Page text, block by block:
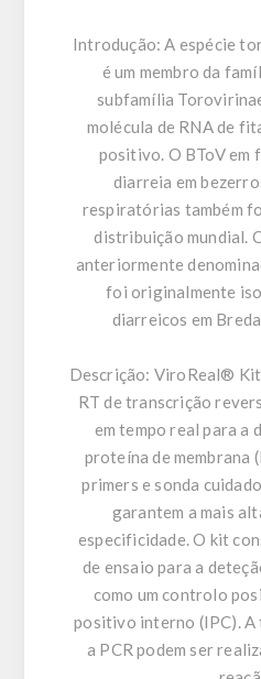
Introdução: A espécie
é um membro da
subfamília
molécula de RNA de
positivo. O BToV em
diarreia em
respiratórias também
distribuição mundial.
anteriormente
foi originalmente
diarreicos em
Descrição: ViroReal® Kit
RT de transcrição
em tempo real para a
proteína de membrana
primers e sonda
garantem a mais
especificidade. O kit
de ensaio para a
como um controlo
positivo interno (IPC). A
a PCR podem ser